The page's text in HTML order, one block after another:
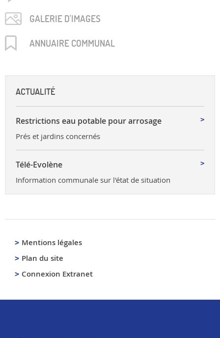
GALERIE D'IMAGES
ANNUAIRE COMMUNAL
ACTUALITÉ
Restrictions eau potable pour arrosage
Prés et jardins concernés
Télé-Evolène
Information communale sur l'état de situation
Mentions légales
Plan du site
Connexion Extranet